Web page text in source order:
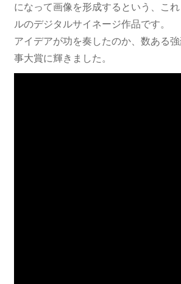
になって画像を形成するという、こ
ルのデジタルサイネージ作品です。
アイデアが功を奏したのか、数ある
事大賞に輝きました。